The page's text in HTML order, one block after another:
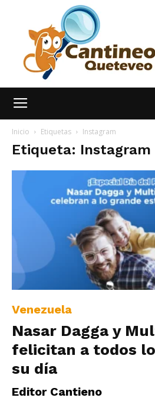
|
Ultima
Inicio Etiquetas Instagram
Etiqueta: Instagram
Venezuela
Nasar Dagga y
felicitan a todos
su día
Editor Cantieno